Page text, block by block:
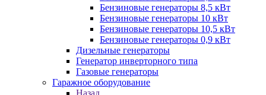
Бензиновые генераторы 8,5 кВт
Бензиновые генераторы 10 кВт
Бензиновые генераторы 10,5 кВт
Бензиновые генераторы 0,9 кВт
Дизельные генераторы
Генератор инверторного типа
Газовые генераторы
Гаражное оборудование
Назад